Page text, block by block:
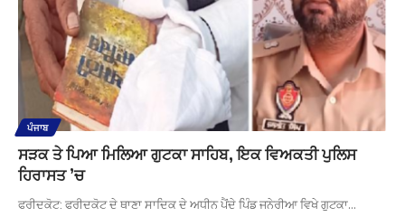
ਪੰਜਾਬ
ਸੜਕ ਤੇ ਪਿਆ ਮਿਲਿਆ ਗੁਟਕਾ ਸਾਹਿਬ, ਇਕ ਵਿਅਕਤੀ ਪੁਲਿਸ
ਹਿਰਾਸਤ ’ਚ
ਫਰੀਦਕੋਟ: ਫਰੀਦਕੋਟ ਦੇ ਥਾਣਾ ਸਾਦਿਕ ਦੇ ਅਧੀਨ ਪੈਂਦੇ ਪਿੰਡ ਜਨੇਰੀਆ ਵਿਖੇ ਗੁਟਕਾ…